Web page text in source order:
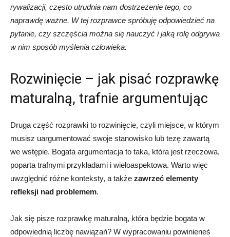
rywalizacji, często utrudnia nam dostrzeżenie tego, co
naprawdę ważne. W tej rozprawce spróbuję odpowiedzieć na
pytanie, czy szczęścia można się nauczyć i jaką rolę odgrywa
w nim sposób myślenia człowieka.
Rozwinięcie – jak pisać rozprawkę
maturalną, trafnie argumentując
Druga część rozprawki to rozwinięcie, czyli miejsce, w którym
musisz uargumentować swoje stanowisko lub tezę zawartą
we wstępie. Bogata argumentacja to taka, która jest rzeczowa,
poparta trafnymi przykładami i wieloaspektowa. Warto więc
uwzględnić różne konteksty, a także zawrzeć elementy
refleksji nad problemem.
Jak się pisze rozprawkę maturalną, która będzie bogata w
odpowiednią liczbę nawiązań? W wypracowaniu powinieneś